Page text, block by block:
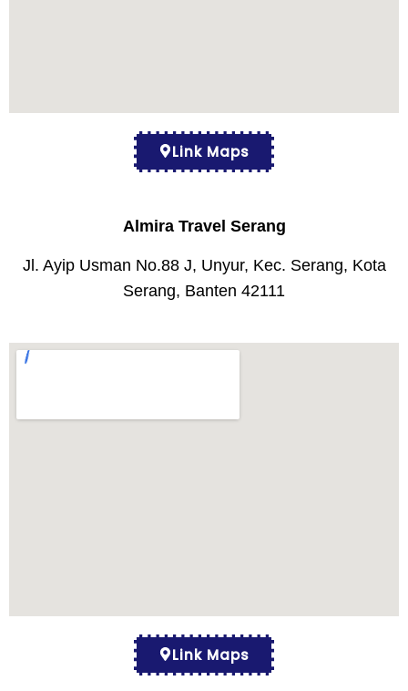
Link Maps
Almira Travel Serang
Jl. Ayip Usman No.88 J, Unyur, Kec. Serang, Kota
Serang, Banten 42111
Link Maps